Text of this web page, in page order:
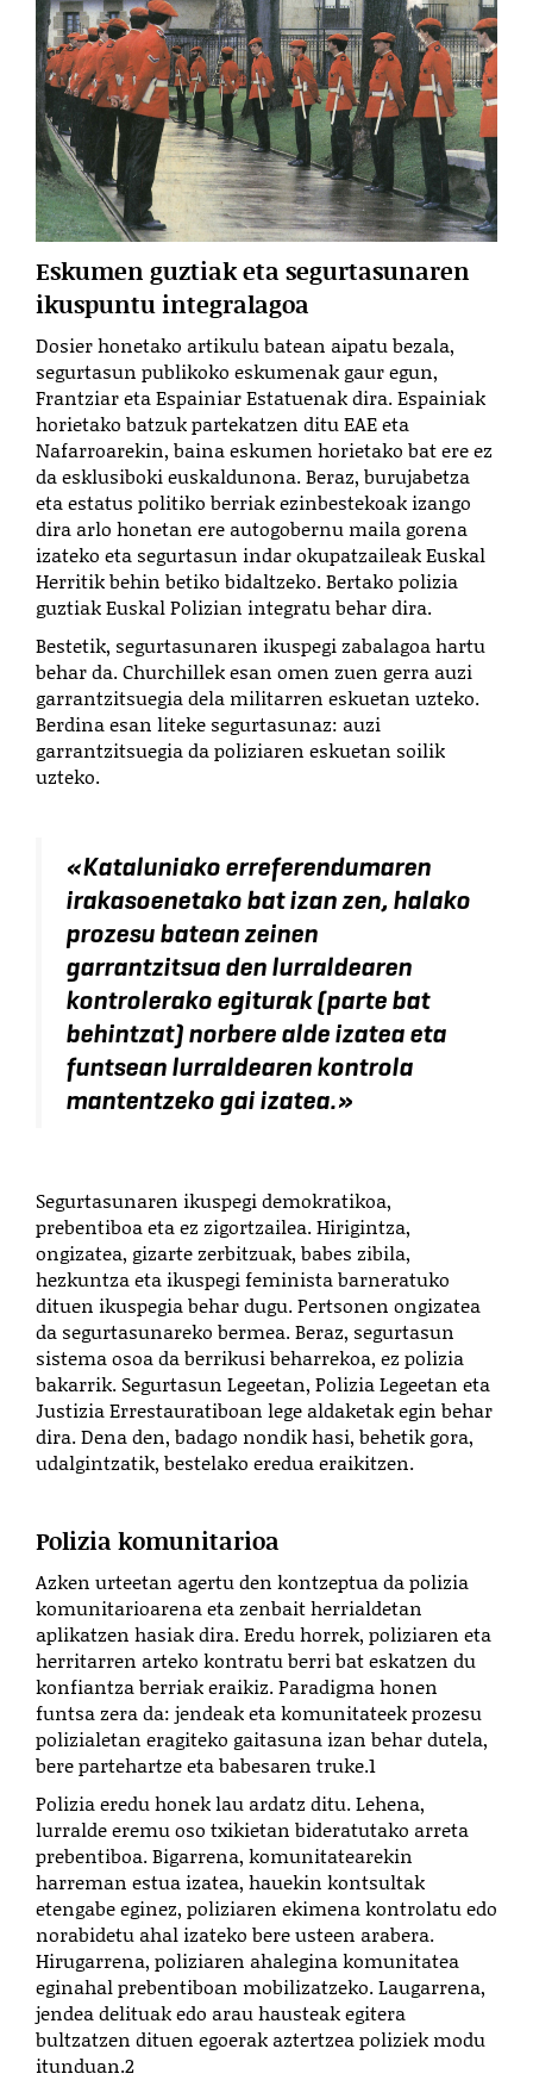
Eskumen guztiak eta segurtasunaren
ikuspuntu integralagoa
Dosier honetako artikulu batean aipatu bezala,
segurtasun publikoko eskumenak gaur egun,
Frantziar eta Espainiar Estatuenak dira. Espainiak
horietako batzuk partekatzen ditu EAE eta
Nafarroarekin, baina eskumen horietako bat ere ez
da esklusiboki euskaldunona. Beraz, burujabetza
eta estatus politiko berriak ezinbestekoak izango
dira arlo honetan ere autogobernu maila gorena
izateko eta segurtasun indar okupatzaileak Euskal
Herritik behin betiko bidaltzeko. Bertako polizia
guztiak Euskal Polizian integratu behar dira.
Bestetik, segurtasunaren ikuspegi zabalagoa hartu
behar da. Churchillek esan omen zuen gerra auzi
garrantzitsuegia dela militarren eskuetan uzteko.
Berdina esan liteke segurtasunaz: auzi
garrantzitsuegia da poliziaren eskuetan soilik
uzteko.
«Kataluniako erreferendumaren
irakasoenetako bat izan zen, halako
prozesu batean zeinen
garrantzitsua den lurraldearen
kontrolerako egiturak (parte bat
behintzat) norbere alde izatea eta
funtsean lurraldearen kontrola
mantentzeko gai izatea.»
Segurtasunaren ikuspegi demokratikoa,
prebentiboa eta ez zigortzailea. Hirigintza,
ongizatea, gizarte zerbitzuak, babes zibila,
hezkuntza eta ikuspegi feminista barneratuko
dituen ikuspegia behar dugu. Pertsonen ongizatea
da segurtasunareko bermea. Beraz, segurtasun
sistema osoa da berrikusi beharrekoa, ez polizia
bakarrik. Segurtasun Legeetan, Polizia Legeetan eta
Justizia Errestauratiboan lege aldaketak egin behar
dira. Dena den, badago nondik hasi, behetik gora,
udalgintzatik, bestelako eredua eraikitzen.
Polizia komunitarioa
Azken urteetan agertu den kontzeptua da polizia
komunitarioarena eta zenbait herrialdetan
aplikatzen hasiak dira. Eredu horrek, poliziaren eta
herritarren arteko kontratu berri bat eskatzen du
konfiantza berriak eraikiz. Paradigma honen
funtsa zera da: jendeak eta komunitateek prozesu
polizialetan eragiteko gaitasuna izan behar dutela,
bere partehartze eta babesaren truke.1
Polizia eredu honek lau ardatz ditu. Lehena,
lurralde eremu oso txikietan bideratutako arreta
prebentiboa. Bigarrena, komunitatearekin
harreman estua izatea, hauekin kontsultak
etengabe eginez, poliziaren ekimena kontrolatu edo
norabidetu ahal izateko bere usteen arabera.
Hirugarrena, poliziaren ahalegina komunitatea
eginahal prebentiboan mobilizatzeko. Laugarrena,
jendea delituak edo arau hausteak egitera
bultzatzen dituen egoerak aztertzea poliziek modu
itunduan.2